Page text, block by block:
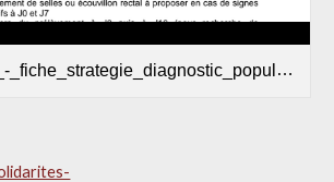
2.pdf